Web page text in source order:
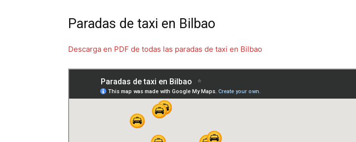
Paradas de taxi en Bilbao
Descarga en PDF de todas las paradas de taxi en Bilbao